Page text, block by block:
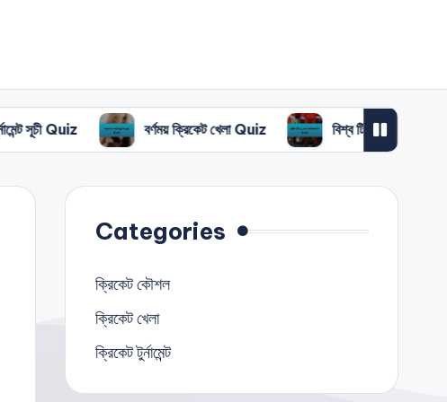
বর্ণময় ক্রিকেট খেলা Quiz বিশ্ব টি-২০ চ্যাম্পিয়নশিপ Quiz
Categories
ক্রিকেট কৌশল
ক্রিকেট খেলা
ক্রিকেট টুর্নামেন্ট